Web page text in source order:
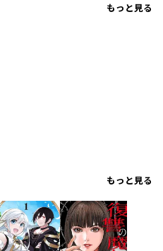
もっと見る
もっと見る